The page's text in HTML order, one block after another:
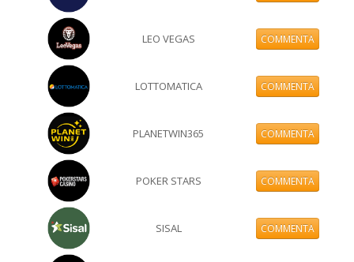
LEO VEGAS COMMENTA
LOTTOMATICA COMMENTA
PLANETWIN365 COMMENTA
POKER STARS COMMENTA
SISAL COMMENTA